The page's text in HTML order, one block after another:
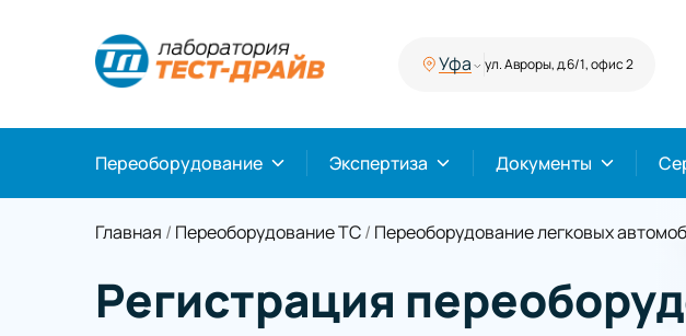
Уфа ул. Авроры, д.6/1, офис 2
Переоборудование Экспертиза Документы
Главная / Переоборудование ТС/ Переоборудование легковых
Регистрация